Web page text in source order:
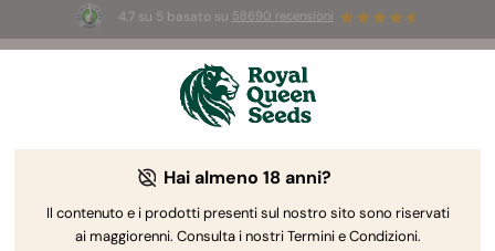
4.7 su 5 basato su 58690 recensioni
Summer Sales:Fino al 50% di sconto
su prodotti selezionati! ⏤
The RQS Blog
Hai almeno 18 anni?
Il contenuto e i prodotti presenti sul nostro sito sono riservati
ai maggiorenni. Consulta i nostri Termini e Condizioni.